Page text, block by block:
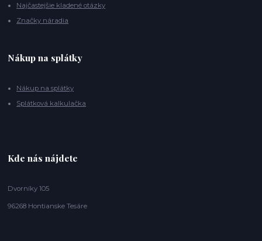
Najčastejšie kladené otázky
Značky náradia
Nákup na splátky
Nákup na splátky
Splátková kalkulačka
Kde nás nájdete
Dvorníky 105
96268 Hontianske Tesáre